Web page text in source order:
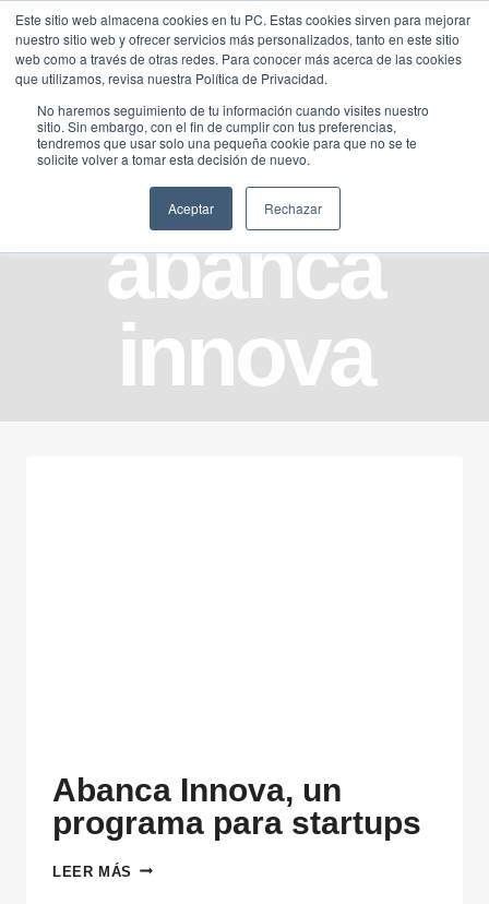
Este sitio web almacena cookies en tu PC. Estas cookies sirven para mejorar
nuestro sitio web y ofrecer servicios más personalizados, tanto en este sitio
web como a través de otras redes. Para conocer más acerca de las cookies
que utilizamos, revisa nuestra Política de Privacidad.
No haremos seguimiento de tu información cuando visites nuestro
sitio. Sin embargo, con el fin de cumplir con tus preferencias,
tendremos que usar solo una pequeña cookie para que no se te
solicite volver a tomar esta decisión de nuevo.
Aceptar Rechazar
Saltar
contenido
abanca
innova
Abanca Innova, un
programa para startups
LEER MÁS ABANCA
Traducir »